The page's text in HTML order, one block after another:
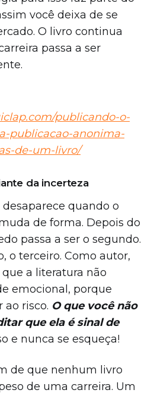
você deixa de se
O livro continua
passa a ser
publicando-o-
publicacao-anonima-
de-um-livro/
da incerteza
quando o
de forma. Depois do
passa a ser o segundo.
o terceiro. Como autor,
a literatura não
emocional, porque
ao risco. O que você não
que ela é sinal de
e nunca se esqueça!
de que nenhum livro
de uma carreira. Um